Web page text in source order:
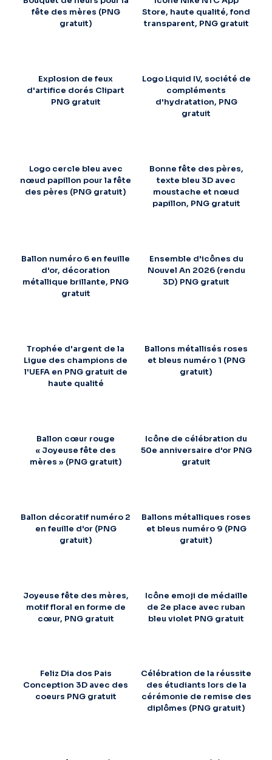
fête des mères (PNG
gratuit)
Store, haute qualité, fond
transparent, PNG gratuit
Explosion de feux
d'artifice dorés Clipart
PNG gratuit
Logo Liquid IV, société de
compléments
d'hydratation, PNG
gratuit
Logo cercle bleu avec
nœud papillon pour la fête
des pères (PNG gratuit)
Bonne fête des pères,
texte bleu 3D avec
moustache et nœud
papillon, PNG gratuit
Ballon numéro 6 en feuille
d'or, décoration
métallique brillante, PNG
gratuit
Ensemble d'icônes du
Nouvel An 2026 (rendu
3D) PNG gratuit
Trophée d'argent de la
Ligue des champions de
l'UEFA en PNG gratuit de
haute qualité
Ballons métallisés roses
et bleus numéro 1 (PNG
gratuit)
Ballon cœur rouge
« Joyeuse fête des
mères » (PNG gratuit)
Icône de célébration du
50e anniversaire d'or PNG
gratuit
Ballon décoratif numéro 2
en feuille d'or (PNG
gratuit)
Ballons métalliques roses
et bleus numéro 9 (PNG
gratuit)
Joyeuse fête des mères,
motif floral en forme de
cœur, PNG gratuit
Icône emoji de médaille
de 2e place avec ruban
bleu violet PNG gratuit
Feliz Dia dos Pais
Conception 3D avec des
coeurs PNG gratuit
Célébration de la réussite
des étudiants lors de la
cérémonie de remise des
diplômes (PNG gratuit)